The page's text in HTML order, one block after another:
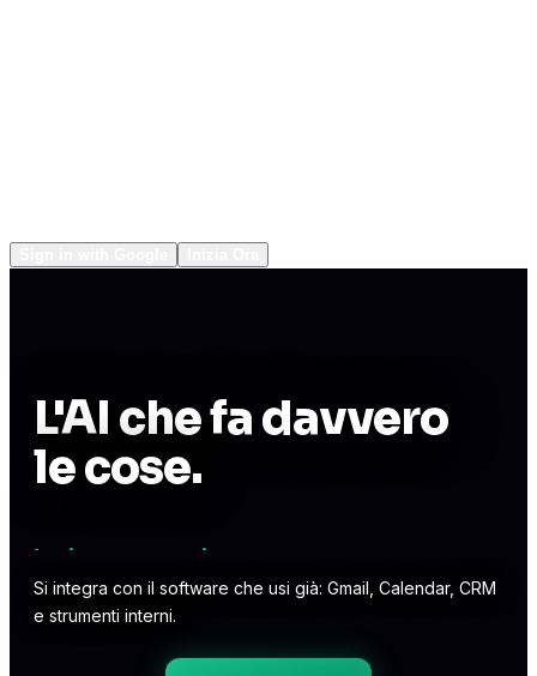
L'AI che fa davvero
le cose.
Gestisce il tuo calendario.
Si integra con il software che usi già: Gmail, Calendar, CRM
e strumenti interni.